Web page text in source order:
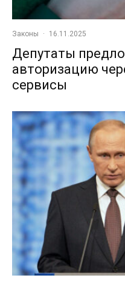
Законы · 16.11.2025
Депутаты
авторизацию
сервисы